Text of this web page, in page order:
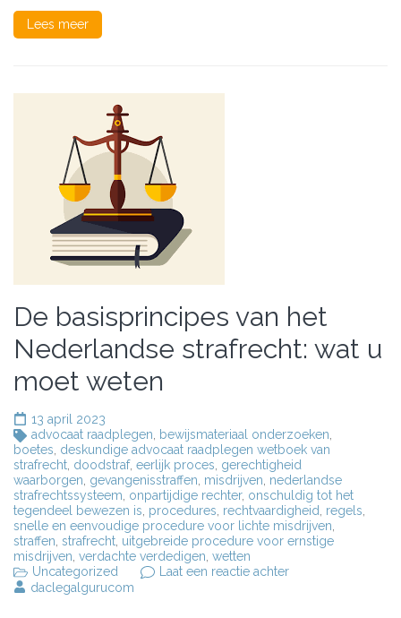
Lees meer
De basisprincipes van het
Nederlandse strafrecht: wat u
moet weten
13 april 2023
advocaat raadplegen, bewijsmateriaal onderzoeken,
boetes, deskundige advocaat raadplegen wetboek van
strafrecht, doodstraf, eerlijk proces, gerechtigheid
waarborgen, gevangenisstraffen, misdrijven, nederlandse
strafrechtssysteem, onpartijdige rechter, onschuldig tot het
tegendeel bewezen is, procedures, rechtvaardigheid, regels,
snelle en eenvoudige procedure voor lichte misdrijven,
straffen, strafrecht, uitgebreide procedure voor ernstige
misdrijven, verdachte verdedigen, wetten
Uncategorized
Laat een reactie achterop
daclegalgurucom